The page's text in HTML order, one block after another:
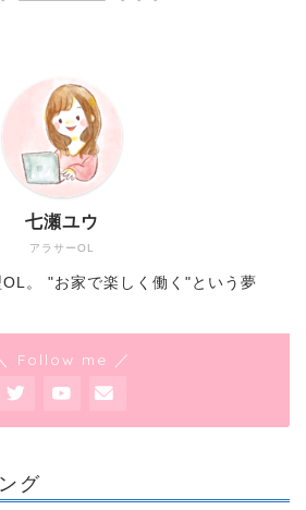
アラサーOL
七瀬ユウ
。 "お家で楽しく働く"という夢
Follow me ／
グ